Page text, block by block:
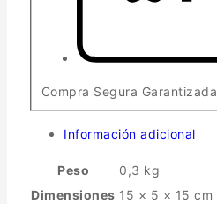
Compra Segura Garantizada
Información adicional
Peso
0,3 kg
Dimensiones 15 × 5 × 15 cm